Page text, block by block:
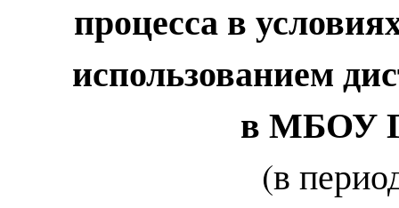
процесса в
использованием
в МБОУ
(в